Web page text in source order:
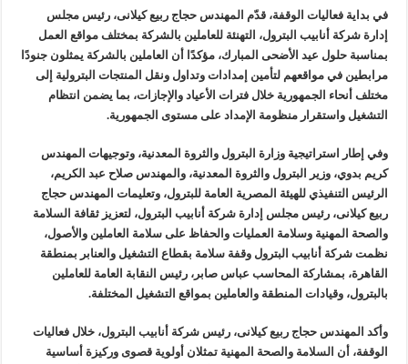
وزير البترول والثروة المعدنية يتفقد استئناف أعمال الحفر بحقل البركة في أسوان بعد توقف منذ عام 2022.. ويؤكد: كامل الاهتمام لوضع صعيد مصر
وزير البترول يتابع انتاج حقل البركة في اسوان
في بداية فعاليات الوقفة، قدّم المهندس حجاج ربيع كيلانى، رئيس مجلس
إدارة شركة أنابيب البترول، التهنئة للعاملين بالشركة بمختلف مواقع العمل
بمناسبة حلول عيد الأضحى المبارك، مؤكدًا أن العاملين بالشركة يمثلون جنودًا
مرابطين في مواقعهم لتأمين إمدادات وتداول ونقل المنتجات البترولية إلى
مختلف أنحاء الجمهورية خلال فترات الأعياد والإجازات، بما يضمن انتظام
التشغيل واستقرار منظومة الإمداد على مستوى الجمهورية.
وفي إطار استراتيجية وزارة البترول والثروة المعدنية، وتوجيهات المهندس
كريم بدوي، وزير البترول والثروة المعدنية، والمهندس صلاح عبد الكريم،
الرئيس التنفيذي للهيئة المصرية العامة للبترول، وتعليمات المهندس حجاج
ربيع كيلانى، رئيس مجلس إدارة شركة أنابيب البترول، لتعزيز ثقافة السلامة
والصحة المهنية وسلامة العمليات والحفاظ على سلامة العاملين والأصول،
نظمت شركة أنابيب البترول وقفة سلامة بقطاع التشغيل والعنابر بمنطقة
القاهرة، بمشاركة المحاسب عباس صابر، رئيس النقابة العامة للعاملين
بالبترول، وقيادات المنطقة والعاملين بمواقع التشغيل المختلفة.
وأكد المهندس حجاج ربيع كيلانى، رئيس شركة أنابيب البترول، خلال فعاليات
الوقفة، أن السلامة والصحة المهنية تمثلان أولوية قصوى وركيزة أساسية